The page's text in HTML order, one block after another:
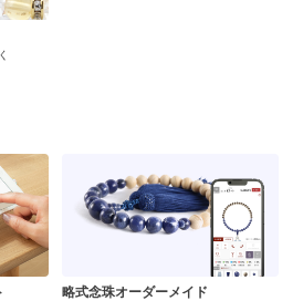
略式念珠オーダーメイド